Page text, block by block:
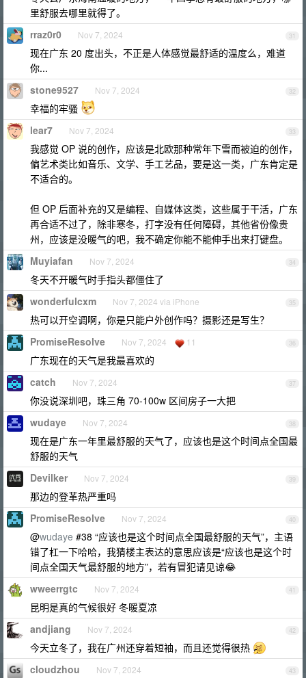
里舒服去哪里就得了。
31
rraz0r0 Nov 7, 2024
现在广东 20 度出头，不正是人体感觉最舒适的温度么，难道
你...
32
stone9527 Nov 7, 2024
幸福的牢骚
33
lear7 Nov 7, 2024
我感觉 OP 说的创作，应该是北欧那种常年下雪而被迫的创作，
偏艺术类比如音乐、文学、手工艺品，要是这一类，广东肯定是
不适合的。
但 OP 后面补充的又是编程、自媒体这类，这些属于干活，广东
再合适不过了，除非寒冬，打字没有任何障碍，其他省份像贵
州，应该是没暖气的吧，我不确定你能不能伸手出来打键盘。
34
Muyiafan Nov 7, 2024
冬天不开暖气时手指头都僵住了
35
wonderfulcxm Nov 7, 2024 via iPhone
热可以开空调啊，你是只能户外创作吗？摄影还是写生？
36
PromiseResolve Nov 7, 2024 11
广东现在的天气是我最喜欢的
37
catch Nov 7, 2024
你没说深圳吧，珠三角 70-100w 区间房子一大把
38
wudaye Nov 7, 2024
现在是广东一年里最舒服的天气了，应该也是这个时间点全国最
舒服的天气
39
Devilker Nov 7, 2024
那边的登革热严重吗
40
PromiseResolve Nov 7, 2024
@wudaye #38 “应该也是这个时间点全国最舒服的天气”，主语
错了杠一下哈哈，我猜楼主表达的意思应该是“应该也是这个时
间点全国天气最舒服的地方”，若有冒犯请见谅😂
41
wweerrgtc Nov 7, 2024
昆明是真的气候很好 冬暖夏凉
42
andjiang Nov 7, 2024
今天立冬了，我在广州还穿着短袖，而且还觉得很热
43
cloudzhou Nov 7, 2024